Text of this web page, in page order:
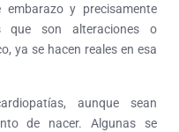
y precisamente
que son alteraciones o
ya se hacen reales en esa
aunque sean
de nacer. Algunas se